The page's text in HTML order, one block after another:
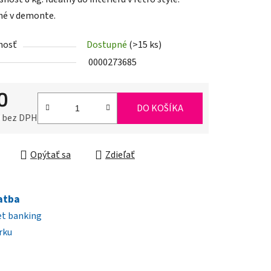
v demonte.
Dostupné (>15 ks)
0000273685
DPH
DO KOŠÍKA
Opýtať sa Zdieľať
banking